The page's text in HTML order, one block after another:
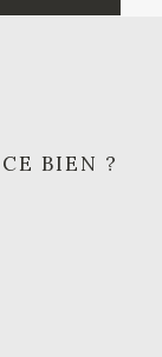
BIEN ?